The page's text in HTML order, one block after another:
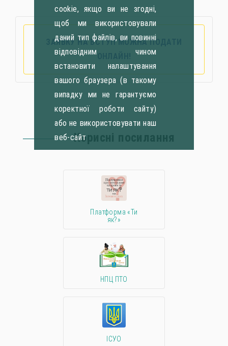
ЗАЯВКУ НА ВСТУП МОЖНА ПОДАТИ
Корисні посилання
Платформа «Ти
як?»
НПЦ ПТО
ІСУО
cookie, якщо ви не згодні,
щоб ми використовували
даний тип файлів, ви повинні
відповідним чином
встановити налаштування
вашого браузера (в такому
випадку ми не гарантуємо
коректної роботи сайту)
або не використовувати наш
веб-сайт